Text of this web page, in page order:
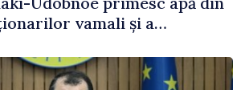
vamali și a